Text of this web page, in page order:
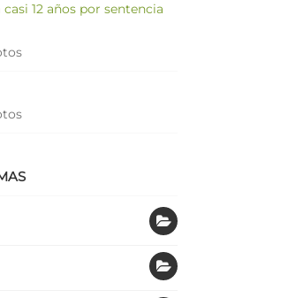
12 años por sentencia